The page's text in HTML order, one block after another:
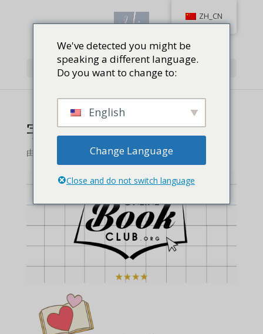
选择页面
字字由衷
由
ZH_CN
We've detected you might be
speaking a different language.
Do you want to change to:
English
Change Language
Close and do not switch language